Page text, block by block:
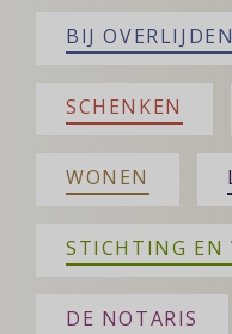
BIJ OVERLIJDEN
SCHENKEN
WONEN
STICHTING EN
DE NOTARIS